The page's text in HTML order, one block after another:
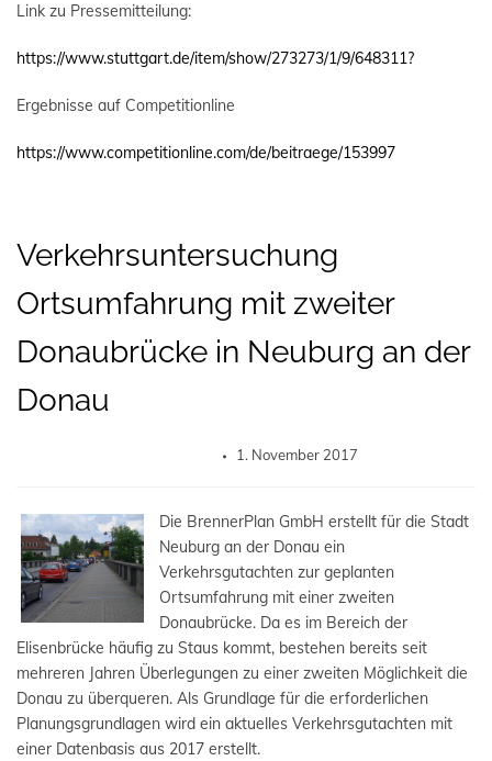
Link zu Pressemitteilung:
https://www.stuttgart.de/item/show/273273/1/9/648311?
Ergebnisse auf Competitionline
https://www.competitionline.com/de/beitraege/153997
Verkehrsuntersuchung
Ortsumfahrung mit zweiter
Donaubrücke in Neuburg an der
Donau
1. November 2017
Die BrennerPlan GmbH erstellt für die Stadt
Neuburg an der Donau ein
Verkehrsgutachten zur geplanten
Ortsumfahrung mit einer zweiten
Donaubrücke. Da es im Bereich der
Elisenbrücke häufig zu Staus kommt, bestehen bereits seit
mehreren Jahren Überlegungen zu einer zweiten Möglichkeit die
Donau zu überqueren. Als Grundlage für die erforderlichen
Planungsgrundlagen wird ein aktuelles Verkehrsgutachten mit
einer Datenbasis aus 2017 erstellt.